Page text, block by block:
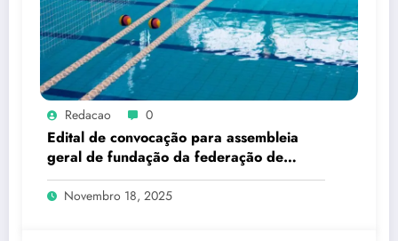
Redacao 0
Edital de convocação para assembleia
geral de fundação da federação de
esportes subaquáticos do estado do rio
de janeiro – FESARJ
Novembro 18, 2025